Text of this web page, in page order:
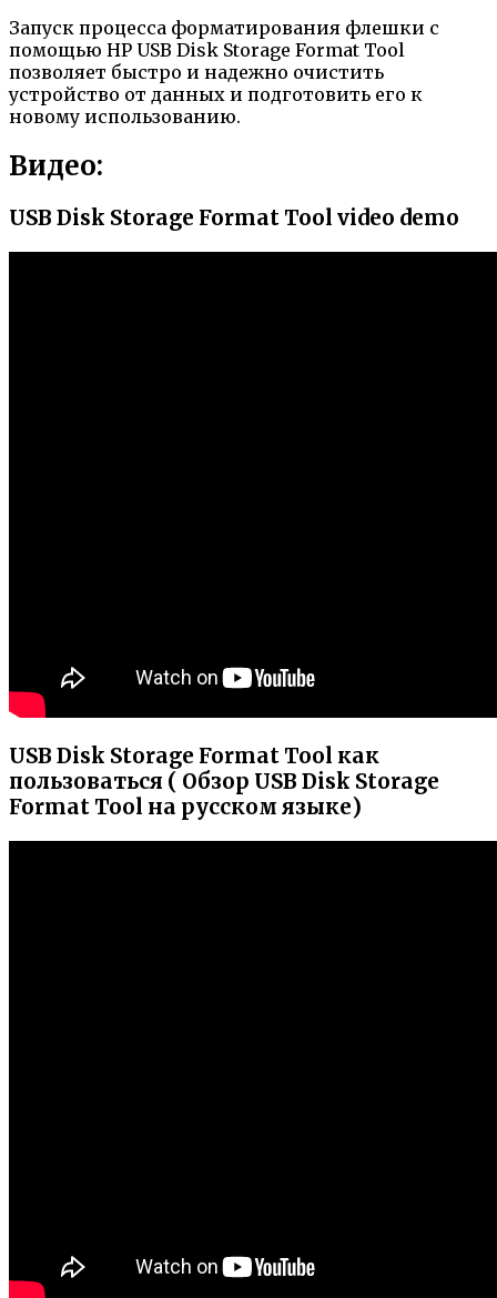
Запуск процесса форматирования флешки с
помощью HP USB Disk Storage Format Tool
позволяет быстро и надежно очистить
устройство от данных и подготовить его к
новому использованию.
Видео:
USB Disk Storage Format Tool video demo
USB Disk Storage Format Tool как
пользоваться ( Обзор USB Disk Storage
Format Tool на русском языке)